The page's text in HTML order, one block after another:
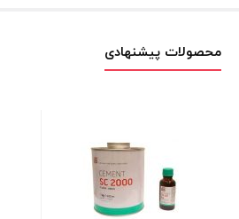
محصولات پیشنهادی